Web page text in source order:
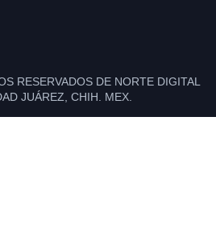
RESERVADOS DE NORTE DIGITAL
JUÁREZ, CHIH. MEX.